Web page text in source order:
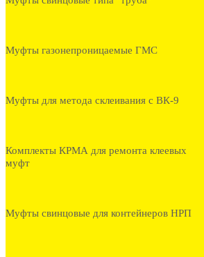
Муфты газонепроницаемые ГМС
Муфты для метода склеивания с ВК-9
Комплекты КРМА для ремонта клеевых
муфт
Муфты свинцовые для контейнеров НРП